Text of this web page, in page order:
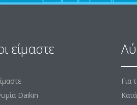
είμαστε
Daikin
Για